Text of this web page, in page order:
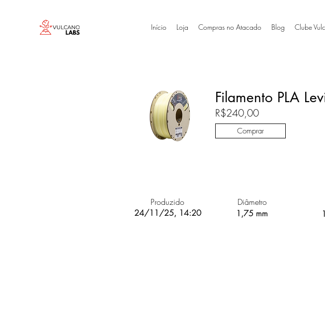
Início Loja Compras no Atacado Blog Clube
Filamento PLA
R$240,00
Comprar
Produzido
24/11/25, 14:20
Diâmetro
1,75 mm